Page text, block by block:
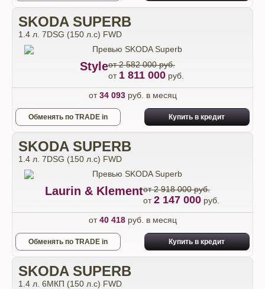
SKODA SUPERB
1.4 л. 7DSG (150 л.с) FWD
Styleот 2 582 000 руб.
от 1 811 000 руб.
от34 093руб. в месяц
Обменять по TRADE in Купить в кредит
SKODA SUPERB
1.4 л. 7DSG (150 л.с) FWD
Laurin & Klementот 2 918 000 руб.
от2 147 000 руб.
от40 418руб. в месяц
Обменять по TRADE in Купить в кредит
SKODA SUPERB
1.4 л. 6МКП (150 л.с) FWD